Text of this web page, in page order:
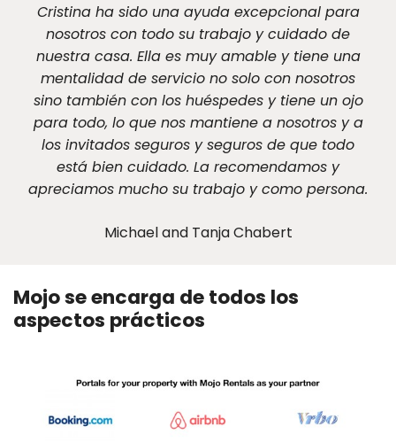
Cristina ha sido una ayuda excepcional para
nosotros con todo su trabajo y cuidado de
nuestra casa. Ella es muy amable y tiene una
mentalidad de servicio no solo con nosotros
sino también con los huéspedes y tiene un ojo
para todo, lo que nos mantiene a nosotros y a
los invitados seguros y seguros de que todo
está bien cuidado. La recomendamos y
apreciamos mucho su trabajo y como persona.
Michael and Tanja Chabert
Mojo se encarga de todos los
aspectos prácticos